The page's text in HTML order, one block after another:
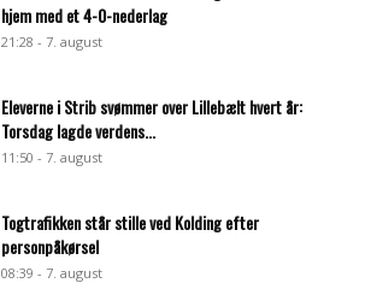
hjem med et 4-0-nederlag
21:28 - 7. august
Eleverne i Strib svømmer over Lillebælt hvert år:
Torsdag lagde verdens...
11:50 - 7. august
Togtrafikken står stille ved Kolding efter
personpåkørsel
08:39 - 7. august